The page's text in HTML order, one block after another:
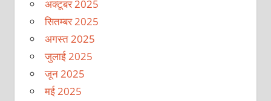
अक्टूबर 2025
सितम्बर 2025
अगस्त 2025
जुलाई 2025
जून 2025
मई 2025